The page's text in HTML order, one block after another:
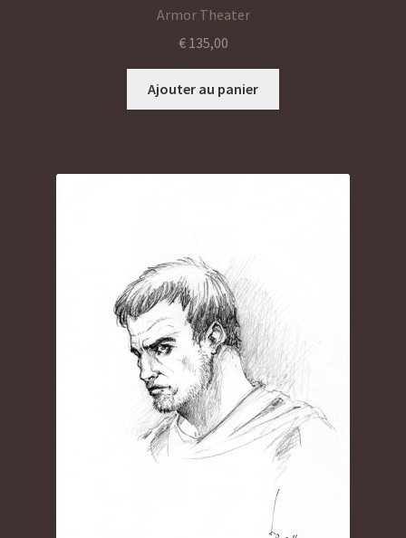
Armor Theater
€135,00
Ajouter au panier